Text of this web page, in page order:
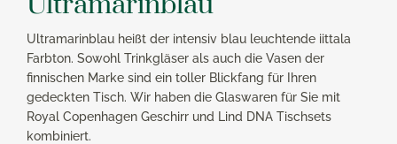
Ultramarinblau heißt der intensiv blau leuchtende iittala
Farbton. Sowohl Trinkgläser als auch die Vasen der
finnischen Marke sind ein toller Blickfang für Ihren
gedeckten Tisch. Wir haben die Glaswaren für Sie mit
Royal Copenhagen Geschirr und Lind DNA Tischsets
kombiniert.